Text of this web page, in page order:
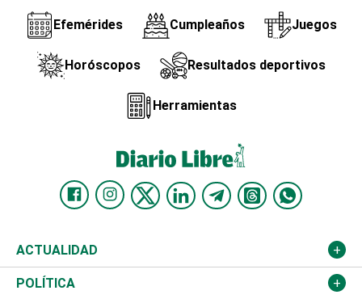
Efemérides Cumpleaños Juegos
Horóscopos Resultados deportivos
Herramientas
ACTUALIDAD
Nacional
POLÍTICA